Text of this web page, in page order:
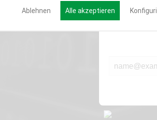
Werde
Verpasse nie
Ablehnen Alle akzeptieren